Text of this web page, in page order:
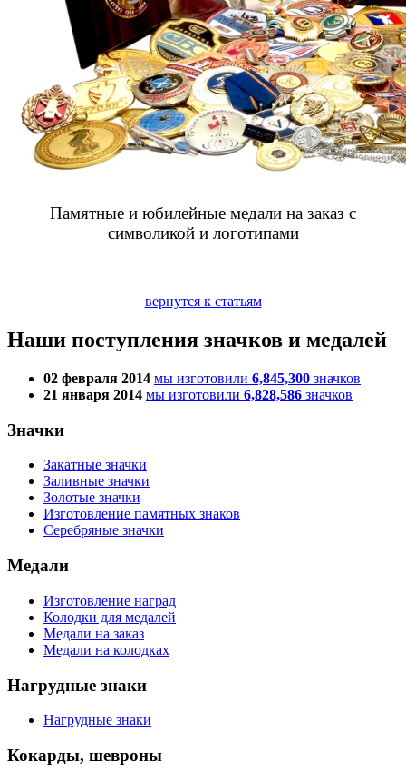
Памятные и юбилейные медали на заказ с
символикой и логотипами
вернутся к статьям
Наши поступления значков и медалей
02 февраля 2014 мы изготовили 6,845,300 значков
21 января 2014 мы изготовили 6,828,586 значков
Значки
Закатные значки
Заливные значки
Золотые значки
Изготовление памятных знаков
Серебряные значки
Медали
Изготовление наград
Колодки для медалей
Медали на заказ
Медали на колодках
Нагрудные знаки
Нагрудные знаки
Кокарды, шевроны